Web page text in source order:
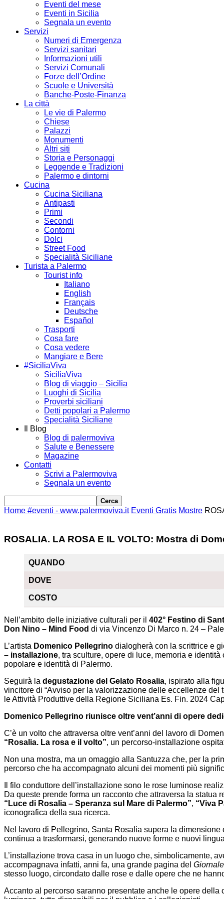
Eventi del mese
Eventi in Sicilia
Segnala un evento
Servizi
Numeri di Emergenza
Servizi sanitari
Informazioni utili
Servizi Comunali
Forze dell’Ordine
Scuole e Università
Banche-Poste-Finanza
La città
Le vie di Palermo
Chiese
Palazzi
Monumenti
Altri siti
Storia e Personaggi
Leggende e Tradizioni
Palermo e dintorni
Cucina
Cucina Siciliana
Antipasti
Primi
Secondi
Contorni
Dolci
Street Food
Specialità Siciliane
Turista a Palermo
Tourist info
Italiano
English
Français
Deutsche
Español
Trasporti
Cosa fare
Cosa vedere
Mangiare e Bere
#SiciliaViva
SiciliaViva
Blog di viaggio – Sicilia
Luoghi di Sicilia
Proverbi siciliani
Detti popolari a Palermo
Specialità Siciliane
Il Blog
Blog di palermoviva
Salute e Benessere
Magazine
Contatti
Scrivi a Palermoviva
Segnala un evento
Home #eventi - www.palermoviva.it Eventi Gratis Mostre
ROSALIA. LA ROSA E IL VOLTO: Mostra di
QUANDO
DOVE
COSTO
Nell’ambito delle iniziative culturali per il 402° Festino di
Don Nino – Mind Food di via Vincenzo Di Marco n. 24 –
L’artista Domenico Pellegrino dialogherà con la scrittrice e
– installazione, tra sculture, opere di luce, memoria e
popolare e identità di Palermo.
Seguirà la degustazione del Gelato Rosalia, ispirato alla
vincitore di “Avviso per la valorizzazione delle eccellenze
le Attività Produttive della Regione Siciliana Es. Fin. 2024
Domenico Pellegrino riunisce oltre vent’anni di opere
C’è un volto che attraversa oltre vent’anni del lavoro di
“Rosalia. La rosa e il volto”, un percorso-installazione
Non una mostra, ma un omaggio alla Santuzza che, per la
percorso che ha accompagnato alcuni dei momenti più
Il filo conduttore dell’installazione sono le rose luminose
Da queste prende forma un racconto che attraversa la
“Luce di Rosalia – Speranza sul Mare di Palermo”, “Viva
iconografica della sua ricerca.
Nel lavoro di Pellegrino, Santa Rosalia supera la
continua a trasformarsi, generando nuove forme e nuovi
L’installazione trova casa in un luogo che, simbolicamente,
accompagnava infatti, anni fa, una grande pagina del
stesso luogo, circondato dalle rose e dalle opere che ne
Accanto al percorso saranno presentate anche le opere